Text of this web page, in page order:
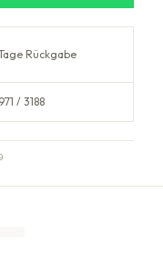
Rückgabe
/ 3188